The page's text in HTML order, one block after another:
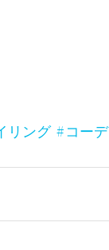
リング #コーデ